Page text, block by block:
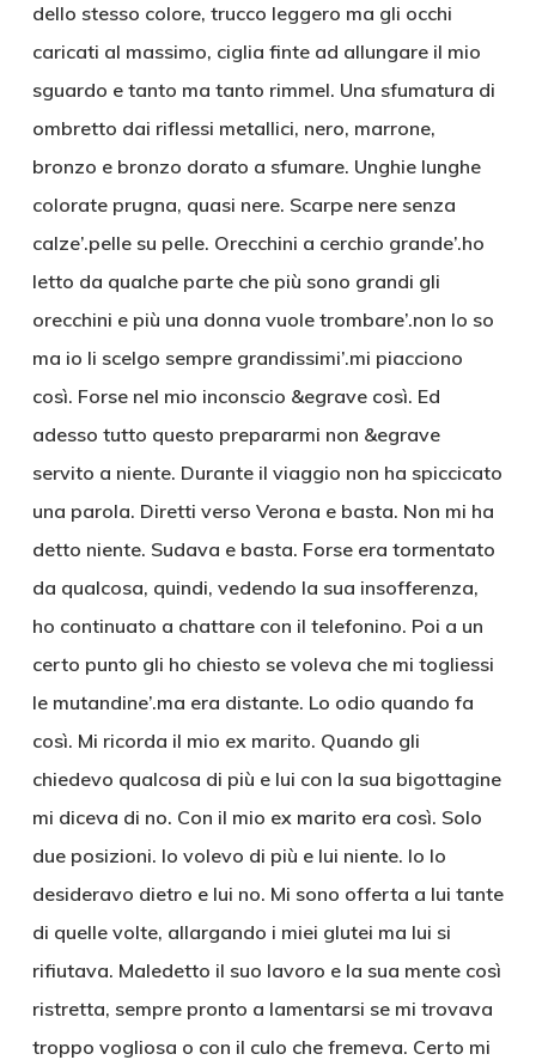
dello stesso colore, trucco leggero ma gli occhi
caricati al massimo, ciglia finte ad allungare il mio
sguardo e tanto ma tanto rimmel. Una sfumatura di
ombretto dai riflessi metallici, nero, marrone,
bronzo e bronzo dorato a sfumare. Unghie lunghe
colorate prugna, quasi nere. Scarpe nere senza
calze’.pelle su pelle. Orecchini a cerchio grande’.ho
letto da qualche parte che più sono grandi gli
orecchini e più una donna vuole trombare’.non lo so
ma io li scelgo sempre grandissimi’.mi piacciono
così. Forse nel mio inconscio &egrave così. Ed
adesso tutto questo prepararmi non &egrave
servito a niente. Durante il viaggio non ha spiccicato
una parola. Diretti verso Verona e basta. Non mi ha
detto niente. Sudava e basta. Forse era tormentato
da qualcosa, quindi, vedendo la sua insofferenza,
ho continuato a chattare con il telefonino. Poi a un
certo punto gli ho chiesto se voleva che mi togliessi
le mutandine’.ma era distante. Lo odio quando fa
così. Mi ricorda il mio ex marito. Quando gli
chiedevo qualcosa di più e lui con la sua bigottagine
mi diceva di no. Con il mio ex marito era così. Solo
due posizioni. Io volevo di più e lui niente. Io lo
desideravo dietro e lui no. Mi sono offerta a lui tante
di quelle volte, allargando i miei glutei ma lui si
rifiutava. Maledetto il suo lavoro e la sua mente così
ristretta, sempre pronto a lamentarsi se mi trovava
troppo vogliosa o con il culo che fremeva. Certo mi